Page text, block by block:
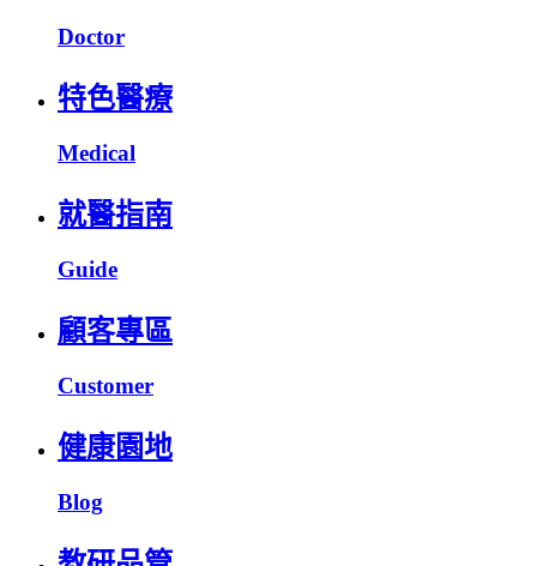
Doctor
特色醫療
Medical
就醫指南
Guide
顧客專區
Customer
健康園地
Blog